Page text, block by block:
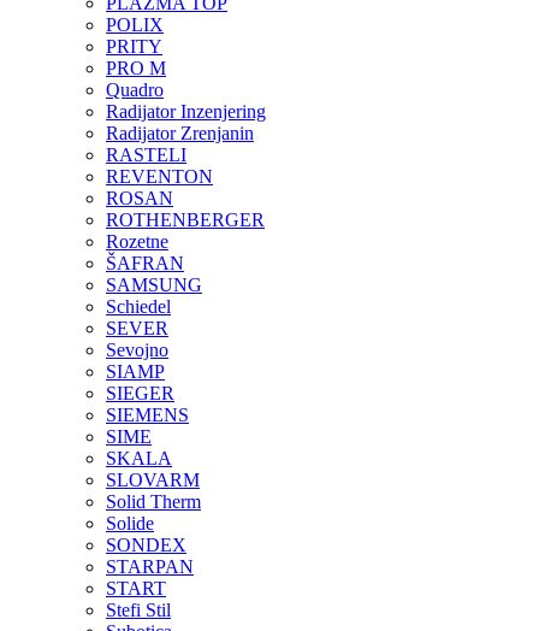
POLIX
PRITY
PRO M
Quadro
Radijator Inzenjering
Radijator Zrenjanin
RASTELI
REVENTON
ROSAN
ROTHENBERGER
Rozetne
ŠAFRAN
SAMSUNG
Schiedel
SEVER
Sevojno
SIAMP
SIEGER
SIEMENS
SIME
SKALA
SLOVARM
Solid Therm
Solide
SONDEX
STARPAN
START
Stefi Stil